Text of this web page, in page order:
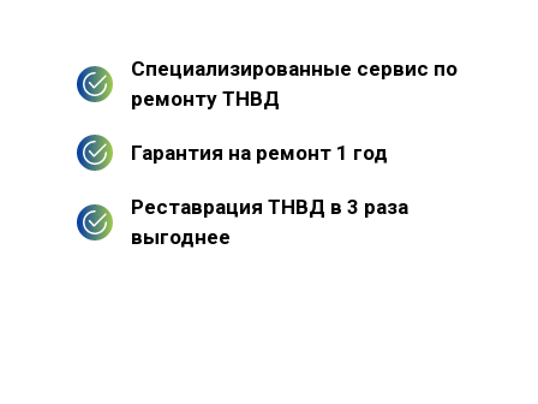
Специализированные сервис по
ремонту ТНВД
Гарантия на ремонт 1 год
Реставрация ТНВД в 3 раза
выгоднее